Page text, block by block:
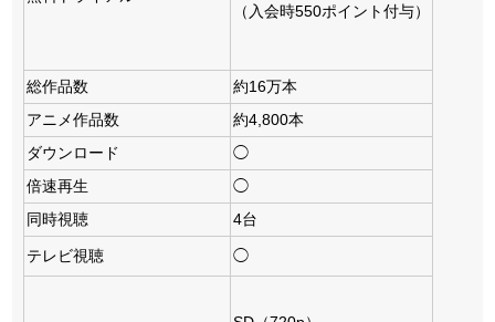
（入会時550ポイント付与）
総作品数
約16万本
アニメ作品数
約4,800本
ダウンロード
◯
倍速再生
◯
同時視聴
4台
テレビ視聴 ◯